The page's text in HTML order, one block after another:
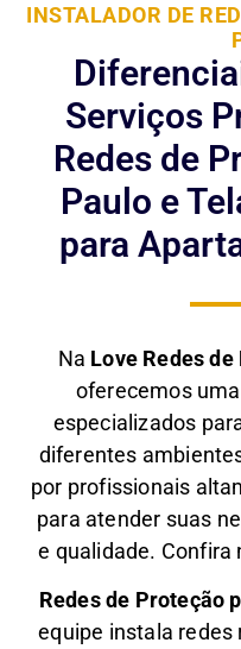
INSTALADOR DE
Serviços
Redes de
Paulo e
para
Na Love Redes
oferecemos
especializados
diferentes
por profissionais
para atender suas
e qualidade. Confira
Redes de Proteção
equipe instala